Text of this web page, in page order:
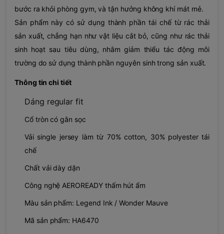
bước ra khỏi phòng gym, và tận hưởng không khí mát mẻ.
Sản phẩm này có sử dụng thành phần tái chế từ rác thải
sản xuất, chẳng hạn như vật liệu cắt bỏ, cũng như rác thải
sinh hoạt sau tiêu dùng, nhằm giảm thiểu tác động môi
trường do sử dụng thành phần nguyên sinh trong sản xuất.
Thông tin chi tiết
Dáng regular fit
Cổ tròn có gân sọc
Vải single jersey làm từ 70% cotton, 30% polyester tái
chế
Chất vải dày dặn
Công nghệ AEROREADY thấm hút ẩm
Màu sản phẩm: Legend Ink / Wonder Mauve
Mã sản phẩm: HA6470